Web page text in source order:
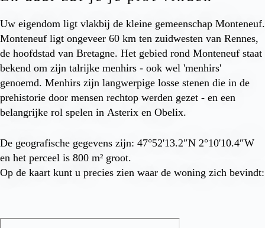
Uw eigendom ligt vlakbij de kleine gemeenschap Monteneuf.
Monteneuf ligt ongeveer 60 km ten zuidwesten van Rennes,
de hoofdstad van Bretagne. Het gebied rond Monteneuf staat
bekend om zijn talrijke menhirs - ook wel 'menhirs'
genoemd. Menhirs zijn langwerpige losse stenen die in de
prehistorie door mensen rechtop werden gezet - en een
belangrijke rol spelen in Asterix en Obelix.
De geografische gegevens zijn: 47°52'13.2″N 2°10'10.4″W
en het perceel is 800 m² groot.
Op de kaart kunt u precies zien waar de woning zich bevindt: